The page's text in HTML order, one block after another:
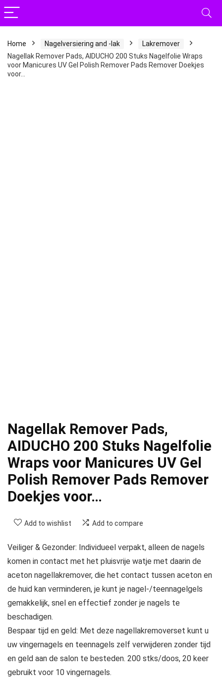
Home Nagelversiering and -lak
Lakremover
Nagellak Remover Pads, AIDUCHO 200 Stuks Nagelfolie Wraps
voor Manicures UV Gel Polish Remover Pads Remover Doekjes
voor…
Nagellak Remover Pads,
AIDUCHO 200 Stuks Nagelfolie
Wraps voor Manicures UV Gel
Polish Remover Pads Remover
Doekjes voor…
Add to wishlist Add to compare
Veiliger & Gezonder: Individueel verpakt, alleen de nagels
komen in contact met het pluisvrije watje met daarin de
aceton nagellakremover, die het contact tussen aceton en
de huid kan verminderen, je kunt je nagel-/teennagelgels
gemakkelijk, snel en effectief zonder je nagels te
beschadigen.
Bespaar tijd en geld: Met deze nagellakremoverset kunt u
uw vingernagels en teennagels zelf verwijderen zonder tijd
en geld aan de salon te besteden. 200 stks/doos, 20 keer
gebruikt voor 10 vingernagels.